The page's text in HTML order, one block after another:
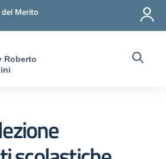
Merito
Roberto